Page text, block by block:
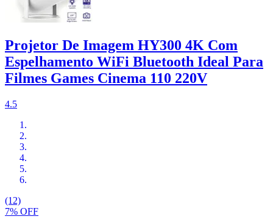
Projetor De Imagem HY300 4K Com
Espelhamento WiFi Bluetooth Ideal Para
Filmes Games Cinema 110 220V
4.5
(12)
7% OFF